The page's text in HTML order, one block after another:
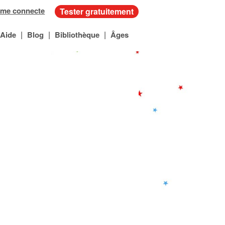
connecte Tester gratuitement
Aide | Blog | Bibliothèque | Âges